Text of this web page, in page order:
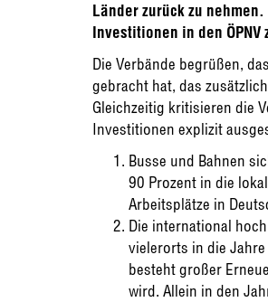
Länder zurück zu
Investitionen in den
Die Verbände begrüßen,
gebracht hat, das
Gleichzeitig kritisieren die
Investitionen explizit
Busse und Bahnen
90 Prozent in die
Arbeitsplätze in
Die international
vielerorts in die
besteht großer
wird. Allein in den